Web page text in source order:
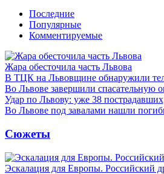
Последние
Популярные
Комментируемые
Жара обесточила часть Львова
В ТЦК на Львовщине обнаружили
Во Львове завершили спасательную
Удар по Львову: уже 38
Во Львове под завалами нашли
Сюжеты
Эскалация для Европы. Российский